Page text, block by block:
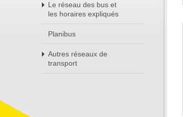
Le réseau des bus et
les horaires expliqués
Planibus
Autres réseaux de
transport